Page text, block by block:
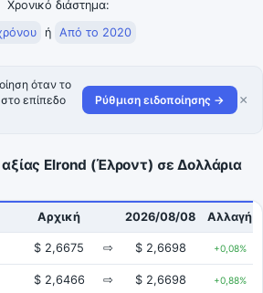
Χρονικό διάστημα:
ή Από το 2020
όταν το
επίπεδο
Ρύθμιση ειδοποίησης → ×
αξίας Elrond (Έλροντ) σε Δολλάρια
Αρχική 2026/08/08 Αλλαγή
$ 2,6675 ⇨ $ 2,6698 +0,08%
$ 2,6466 ⇨ $ 2,6698 +0,88%